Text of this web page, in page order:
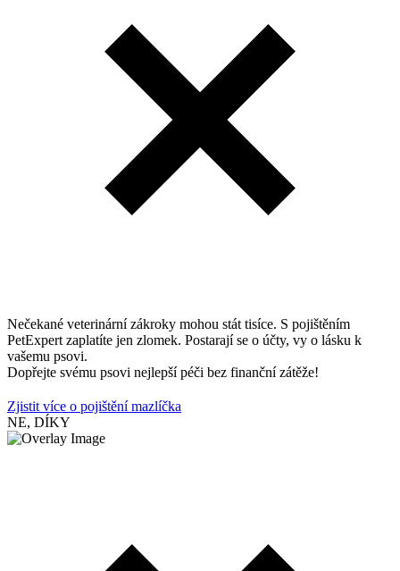
Nečekané veterinární zákroky mohou stát tisíce. S pojištěním
PetExpert zaplatíte jen zlomek. Postarají se o účty, vy o lásku k
vašemu psovi.
Dopřejte svému psovi nejlepší péči bez finanční zátěže!
Zjistit více o pojištění mazlíčka
NE, DÍKY